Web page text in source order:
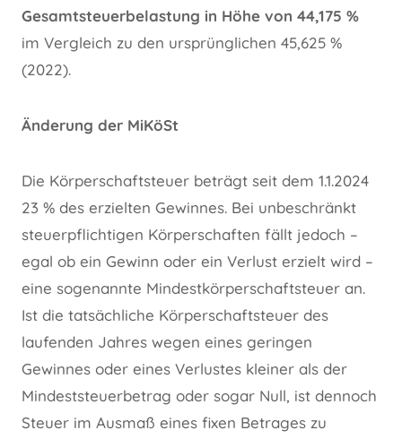
Gesamtsteuerbelastung in Höhe von 44,175 %
im Vergleich zu den ursprünglichen 45,625 %
(2022).
Änderung der MiKöSt
Die Körperschaftsteuer beträgt seit dem 1.1.2024
23 % des erzielten Gewinnes. Bei unbeschränkt
steuerpflichtigen Körperschaften fällt jedoch –
egal ob ein Gewinn oder ein Verlust erzielt wird –
eine sogenannte Mindestkörperschaftsteuer an.
Ist die tatsächliche Körperschaftsteuer des
laufenden Jahres wegen eines geringen
Gewinnes oder eines Verlustes kleiner als der
Mindeststeuerbetrag oder sogar Null, ist dennoch
Steuer im Ausmaß eines fixen Betrages zu